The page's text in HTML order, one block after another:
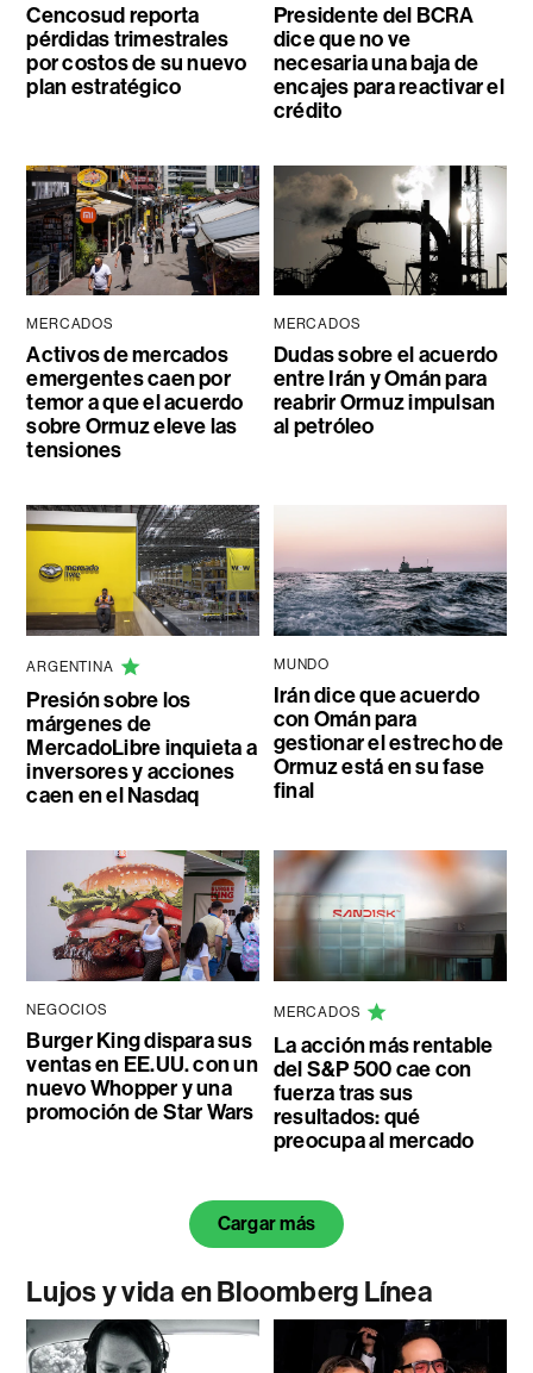
Cencosud reporta
pérdidas trimestrales
por costos de su nuevo
plan estratégico
Presidente del BCRA
dice que no ve
necesaria una baja de
encajes para reactivar el
crédito
MERCADOS
Activos de mercados
emergentes caen por
temor a que el acuerdo
sobre Ormuz eleve las
tensiones
MERCADOS
Dudas sobre el acuerdo
entre Irán y Omán para
reabrir Ormuz impulsan
al petróleo
ARGENTINA
Presión sobre los
márgenes de
MercadoLibre inquieta a
inversores y acciones
caen en el Nasdaq
MUNDO
Irán dice que acuerdo
con Omán para
gestionar el estrecho de
Ormuz está en su fase
final
NEGOCIOS
Burger King dispara sus
ventas en EE.UU. con un
nuevo Whopper y una
promoción de Star Wars
MERCADOS
La acción más rentable
del S&P 500 cae con
fuerza tras sus
resultados: qué
preocupa al mercado
Cargar más
Lujos y vida en Bloomberg Línea